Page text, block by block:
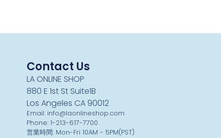
Contact Us
LA ONLINE SHOP
880 E 1st St Suite1B
Los Angeles CA 90012
Email: info@laonlineshop.com
Phone: 1-213-617-7700
営業時間: Mon-Fri 10AM - 5PM(PST)